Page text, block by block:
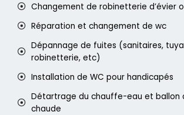
Changement de robinetterie d’évier
Réparation et changement de wc
Dépannage de fuites (sanitaires,
robinetterie, etc)
Installation de WC pour handicapés
Détartrage du chauffe-eau et ballon
chaude